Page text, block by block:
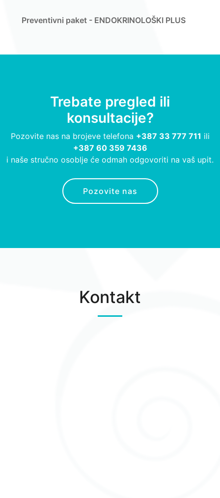
Preventivni paket - ENDOKRINOLOŠKI PLUS
Trebate pregled ili
konsultacije?
Pozovite nas na brojeve telefona +387 33 777 711 ili
+387 60 359 7436
i naše stručno osoblje će odmah odgovoriti na vaš upit.
Pozovite nas
Kontakt